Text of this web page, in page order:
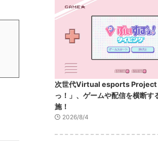
次世代Virtual esports Project
っ！」、ゲームや配信を横断す
施！
2026/8/4